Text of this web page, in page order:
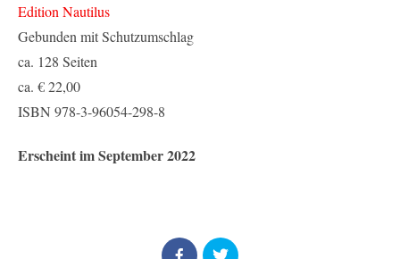
Edition Nautilus
Gebunden mit Schutzumschlag
ca. 128 Seiten
ca. € 22,00
ISBN 978-3-96054-298-8
Erscheint im September 2022